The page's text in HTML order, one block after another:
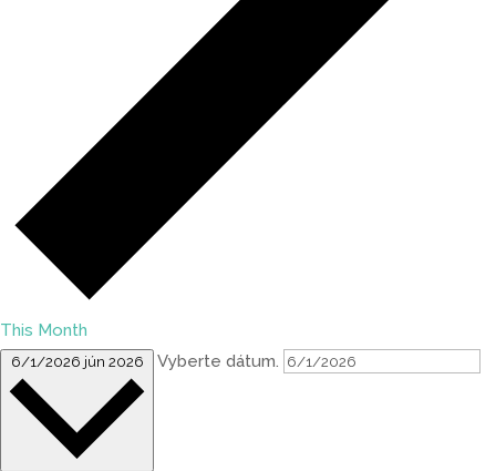
This Month
6/1/2026 jún 2026 Vyberte dátum.